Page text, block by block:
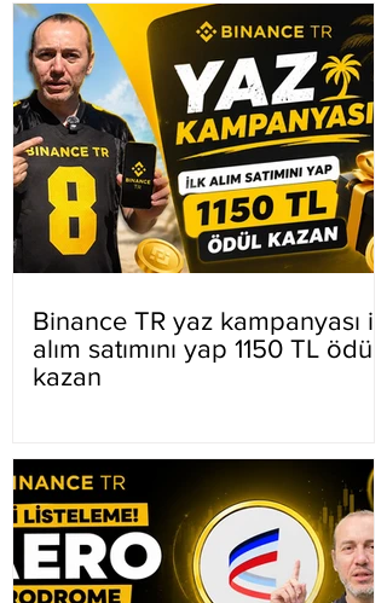
Binance TR yaz kampanyası ilk
alım satımını yap 1150 TL ödül
kazan